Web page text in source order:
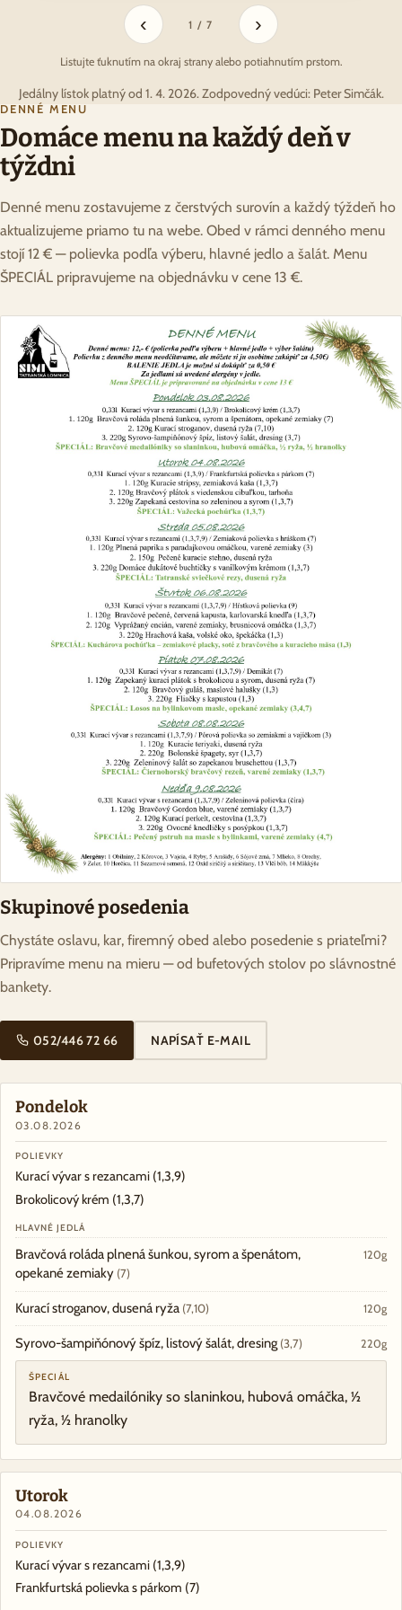
‹ 1 / 7 ›
Listujte ťuknutím na okraj strany alebo potiahnutím prstom.
Jedálny lístok platný od 1. 4. 2026. Zodpovedný vedúci: Peter Simčák.
DENNÉ MENU
Domáce menu na každý deň v
týždni
Denné menu zostavujeme z čerstvých surovín a každý týždeň ho
aktualizujeme priamo tu na webe. Obed v rámci denného menu
stojí 12 € — polievka podľa výberu, hlavné jedlo a šalát. Menu
ŠPECIÁL pripravujeme na objednávku v cene 13 €.
Skupinové posedenia
Chystáte oslavu, kar, firemný obed alebo posedenie s priateľmi?
Pripravíme menu na mieru — od bufetových stolov po slávnostné
bankety.
052/446 72 66 NAPÍSAŤ E-MAIL
Pondelok
03.08.2026
POLIEVKY
Kurací vývar s rezancami (1,3,9)
Brokolicový krém (1,3,7)
HLAVNÉ JEDLÁ
Bravčová roláda plnená šunkou, syrom a špenátom,
opekané zemiaky (7)
120g
Kurací stroganov, dusená ryža (7,10) 120g
Syrovo-šampiňónový špíz, listový šalát, dresing (3,7) 220g
ŠPECIÁL
Bravčové medailóniky so slaninkou, hubová omáčka, ½
ryža, ½ hranolky
Utorok
04.08.2026
POLIEVKY
Kurací vývar s rezancami (1,3,9)
Frankfurtská polievka s párkom (7)